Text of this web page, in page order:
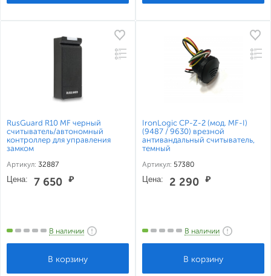
RusGuard R10 MF черный
считыватель/автономный
контроллер для управления
замком
Артикул: 32887
Цена: 7 650 ₽
В наличии
IronLogic CP-Z-2 (мод. MF-I)
(9487 / 9630) врезной
антивандальный считыватель,
темный
Артикул: 57380
Цена: 2 290 ₽
В наличии